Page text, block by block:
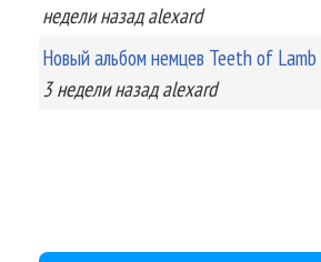
неделиназад alexard
Новый альбом немцев Teeth of Lamb
3 неделиназад alexard